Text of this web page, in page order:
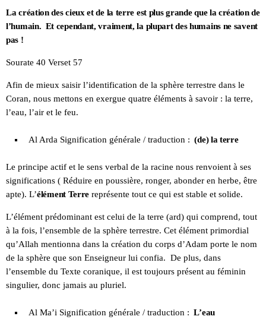
La création des cieux et de la terre est plus grande que la création de
l’humain. Et cependant, vraiment, la plupart des humains ne savent
pas !
Sourate 40 Verset 57
Afin de mieux saisir l’identification de la sphère terrestre dans le
Coran, nous mettons en exergue quatre éléments à savoir : la terre,
l’eau, l’air et le feu.
Al Arda Signification générale / traduction : (de) la terre
Le principe actif et le sens verbal de la racine nous renvoient à ses
significations ( Réduire en poussière, ronger, abonder en herbe, être
apte). L’élément Terre représente tout ce qui est stable et solide.
L’élément prédominant est celui de la terre (ard) qui comprend, tout
à la fois, l’ensemble de la sphère terrestre. Cet élément primordial
qu’Allah mentionna dans la création du corps d’Adam porte le nom
de la sphère que son Enseigneur lui confia. De plus, dans
l’ensemble du Texte coranique, il est toujours présent au féminin
singulier, donc jamais au pluriel.
Al Ma’i Signification générale / traduction : L’eau